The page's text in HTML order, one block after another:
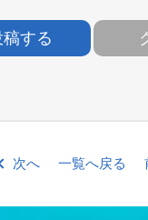
次へ 一覧へ戻る